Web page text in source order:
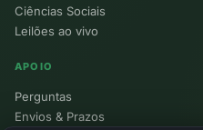
Ciências Sociais
Leilões ao vivo
APOIO
Perguntas
Envios & Prazos